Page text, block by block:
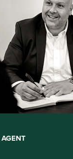
AGENT